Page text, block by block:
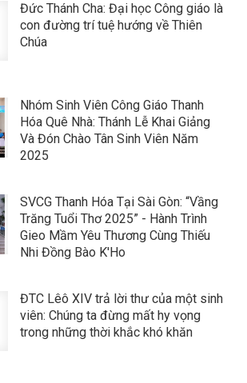
Đức Thánh Cha: Đại học Công giáo là
con đường trí tuệ hướng về Thiên
Chúa
Nhóm Sinh Viên Công Giáo Thanh
Hóa Quê Nhà: Thánh Lễ Khai Giảng
Và Đón Chào Tân Sinh Viên Năm
2025
SVCG Thanh Hóa Tại Sài Gòn: “Vầng
Trăng Tuổi Thơ 2025” - Hành Trình
Gieo Mầm Yêu Thương Cùng Thiếu
Nhi Đồng Bào K'Ho
ĐTC Lêô XIV trả lời thư của một sinh
viên: Chúng ta đừng mất hy vọng
trong những thời khắc khó khăn